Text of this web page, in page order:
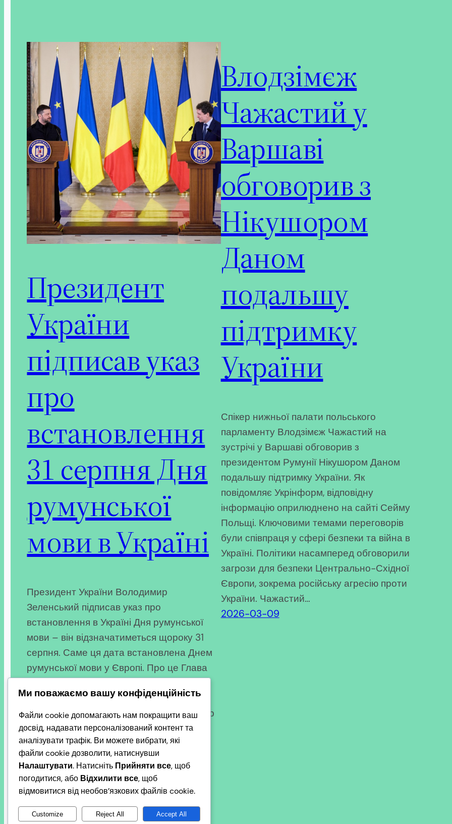
Президент
України
підписав указ
про
встановлення
31 серпня Дня
румунської
мови в Україні
Президент України Володимир
Зеленський підписав указ про
встановлення в Україні Дня румунської
мови – він відзначатиметься щороку 31
серпня. Саме ця дата встановлена Днем
румунської мови у Європі. Про це Глава
Президентом Румунії Нікушором Даном
пресконференції в Бухаресті. Володимир
Зеленський зазначив, що це рішення є
одним із кроків у…
2026-03-13
Влодзімєж
Чажастий у
Варшаві
обговорив з
Нікушором
Даном
подальшу
підтримку
України
Спікер нижньої палати польського
парламенту Влодзімєж Чажастий на
зустрічі у Варшаві обговорив з
президентом Румунії Нікушором Даном
подальшу підтримку України. Як
повідомляє Укрінформ, відповідну
інформацію оприлюднено на сайті Сейму
Польщі. Ключовими темами переговорів
були співпраця у сфері безпеки та війна в
Україні. Політики насамперед обговорили
загрози для безпеки Центрально-Східної
Європи, зокрема російську агресію проти
України. Чажастий…
2026-03-09
Ми поважаємо вашу конфіденційність
Файли cookie допомагають нам покращити ваш
досвід, надавати персоналізований контент та
аналізувати трафік. Ви можете вибрати, які
файли cookie дозволити, натиснувши
Налаштувати. Натисніть Прийняти все, щоб
погодитися, або Відхилити все, щоб
відмовитися від необов’язкових файлів cookie.
Customize Reject All Accept All